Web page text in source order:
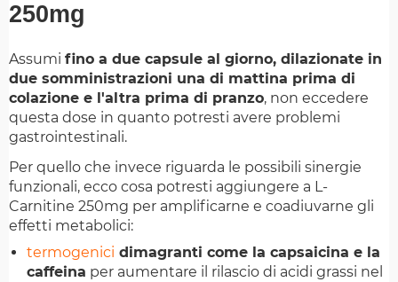
250mg
Assumi fino a due capsule al giorno, dilazionate in
due somministrazioni una di mattina prima di
colazione e l'altra prima di pranzo, non eccedere
questa dose in quanto potresti avere problemi
gastrointestinali.
Per quello che invece riguarda le possibili sinergie
funzionali, ecco cosa potresti aggiungere a L-
Carnitine 250mg per amplificarne e coadiuvarne gli
effetti metabolici:
termogenici dimagranti come la capsaicina e la
caffeina per aumentare il rilascio di acidi grassi nel